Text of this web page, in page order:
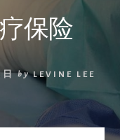
保险
日 by LEVINE LEE